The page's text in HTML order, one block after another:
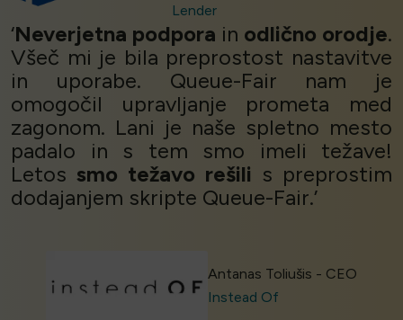
Lender
‘Neverjetna podpora in odlično orodje.
Všeč mi je bila preprostost nastavitve
in uporabe. Queue-Fair nam je
omogočil upravljanje prometa med
zagonom. Lani je naše spletno mesto
padalo in s tem smo imeli težave!
Letos smo težavo rešili s preprostim
dodajanjem skripte Queue-Fair.’
Antanas Toliušis - CEO
Instead Of